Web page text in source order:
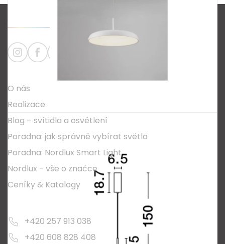
O nás
Realizace
Blog – svítidla a osvětlení
Poradna: jak správně vybírat světla
Poradna: Nordlux Smart Light
Nordlux - vše o značce
Ceníky & Katalogy
+420 257 913 038
+420 608 828 408